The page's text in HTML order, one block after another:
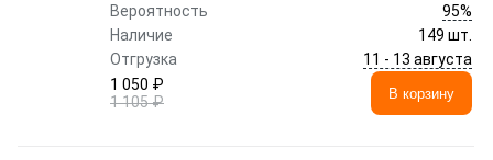
Вероятность
95%
Наличие
149 шт.
Отгрузка
11 - 13 августа
1 050 ₽
1 105 ₽
В корзину